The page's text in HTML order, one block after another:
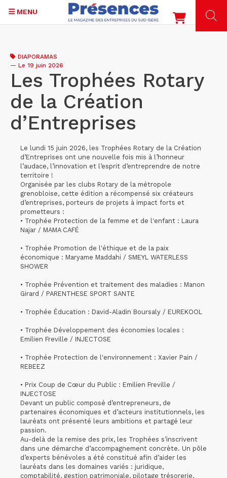
contenu
principal
MENU
DIAPORAMAS
— Le 19 juin 2026
Les Trophées Rotary
de la Création
d’Entreprises
Le lundi 15 juin 2026, les Trophées Rotary de la Création
d’Entreprises ont une nouvelle fois mis à l’honneur
l’audace, l’innovation et l’esprit d’entreprendre de notre
territoire !
Organisée par les clubs Rotary de la métropole
grenobloise, cette édition a récompensé six créateurs
d’entreprises, porteurs de projets à impact forts et
prometteurs :
• Trophée Protection de la femme et de l'enfant : Laura
Najar / MAMA CAFÉ
• Trophée Promotion de l'éthique et de la paix
économique : Maryame Maddahi / SMEYL WATERLESS
SHOWER
• Trophée Prévention et traitement des maladies : Manon
Girard / PARENTHESE SPORT SANTE
• Trophée Éducation : David-Aladin Boursaly / EUREKOOL
• Trophée Développement des économies locales :
Emilien Freville / INJECTOSE
• Trophée Protection de l'environnement : Xavier Pain /
REBEEZ
• Prix Coup de Cœur du Public : Emilien Freville /
INJECTOSE
Devant un public composé d’entrepreneurs, de
partenaires économiques et d’acteurs institutionnels, les
lauréats ont présenté leurs ambitions et partagé leur
passion.
Au-delà de la remise des prix, les Trophées s’inscrivent
dans une démarche d’accompagnement concrète. Un pôle
d’experts bénévoles a été constitué afin d’aider les
lauréats dans les domaines variés : juridique,
comptabilité, gestion patrimoniale, pilotage trésorerie,